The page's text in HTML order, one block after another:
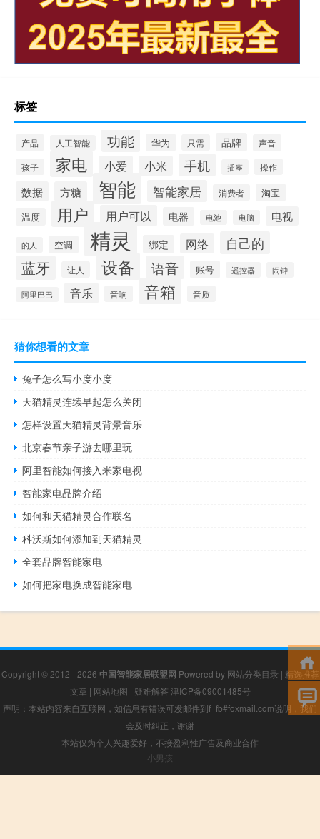
标签
产品 人工智能 功能 华为 只需 品牌 声音
孩子 家电 小爱 小米 手机 插座 操作
数据 方糖 智能 智能家居 消费者
淘宝
温度
用户 用户可以 电器 电池 电脑 电视
的人 空调 精灵 绑定 网络 自己的
蓝牙 让人 设备 语音 账号 遥控器 闹钟
阿里巴巴 音乐 音响 音箱 音质
猜你想看的文章
兔子怎么写小度小度
天猫精灵连续早起怎么关闭
怎样设置天猫精灵背景音乐
北京春节亲子游去哪里玩
阿里智能如何接入米家电视
智能家电品牌介绍
如何和天猫精灵合作联名
科沃斯如何添加到天猫精灵
全套品牌智能家电
如何把家电换成智能家电
Copyright © 2012 - 2026 中国智能家居联盟网 Powered by 网站分类目录 | 精选推荐
文章 | 网站地图 | 疑难解答 津ICP备09001485号
声明：本站内容来自互联网，如信息有错误可发邮件到f_fb#foxmail.com说明，我们
会及时纠正，谢谢
本站仅为个人兴趣爱好，不接盈利性广告及商业合作
小男孩